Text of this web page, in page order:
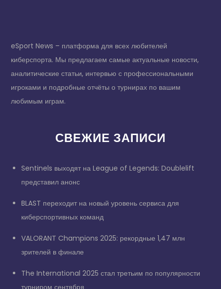
eSport News – платформа для всех любителей
киберспорта. Мы предлагаем самые актуальные новости,
аналитические статьи, интервью с профессиональными
игроками и подробные отчёты о турнирах по вашим
любимым играм.
СВЕЖИЕ ЗАПИСИ
Sentinels выходят на League of Legends: Doublelift
представил анонс
BLAST переходит на новый уровень сервиса для
киберспортивных команд
VALORANT Champions 2025: рекордные 1,47 млн
зрителей в финале
The International 2025 стал третьим по популярности